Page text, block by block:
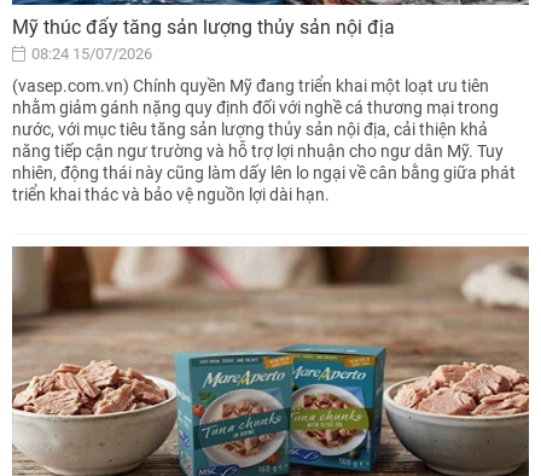
Mỹ thúc đẩy tăng sản lượng thủy sản nội địa
08:24 15/07/2026
(vasep.com.vn) Chính quyền Mỹ đang triển khai một loạt ưu tiên
nhằm giảm gánh nặng quy định đối với nghề cá thương mại trong
nước, với mục tiêu tăng sản lượng thủy sản nội địa, cải thiện khả
năng tiếp cận ngư trường và hỗ trợ lợi nhuận cho ngư dân Mỹ. Tuy
nhiên, động thái này cũng làm dấy lên lo ngại về cân bằng giữa phát
triển khai thác và bảo vệ nguồn lợi dài hạn.